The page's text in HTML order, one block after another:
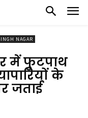
NAGAR
में फुटपाथ
के
जताई